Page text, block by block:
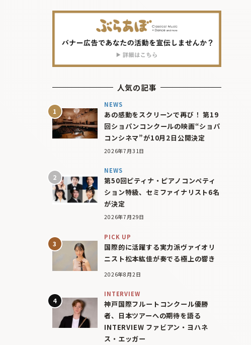
人気の記事
NEWS
あの感動をスクリーンで再び！ 第19
回ショパンコンクールの映画“ショパ
コンシネマ”が10月2日公開決定
2026年7月31日
NEWS
第50回ピティナ・ピアノコンペティ
ション特級、セミファイナリスト6名
が決定
2026年7月29日
PICK UP
国際的に活躍する実力派ヴァイオリ
ニスト松本紘佳が奏でる極上の響き
2026年8月2日
INTERVIEW
神戸国際フルートコンクール優勝
者、日本ツアーへの期待を語る
INTERVIEW ファビアン・ヨハネ
ス・エッガー